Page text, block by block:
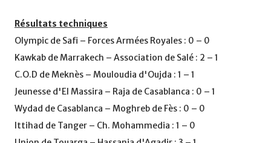
Résultats techniques
Olympic de Safi – Forces Armées Royales : 0 – 0
Kawkab de Marrakech – Association de Salé : 2 – 1
C.O.D de Meknès – Mouloudia d'Oujda : 1 – 1
Jeunesse d'El Massira – Raja de Casablanca : 0 – 1
Wydad de Casablanca – Moghreb de Fès : 0 – 0
Ittihad de Tanger – Ch. Mohammedia : 1 – 0